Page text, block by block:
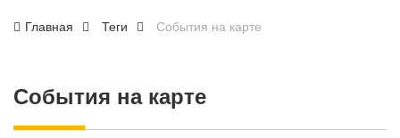
Главная Теги События на карте
События на карте